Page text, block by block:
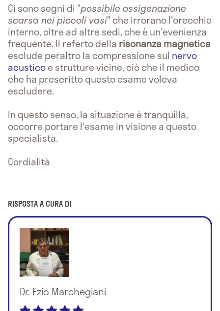
Ci sono segni di "possibile ossigenazione
scarsa nei piccoli vasi" che irrorano l'orecchio
interno, oltre ad altre sedi, che è un'evenienza
frequente. Il referto della risonanza magnetica
esclude peraltro la compressione sul nervo
acusticoe strutture vicine, ciò che il medico
che ha prescritto questo esame voleva
escludere.
In questo senso, la situazione è tranquilla,
occorre portare l'esame in visione a questo
specialista.
Cordialità
RISPOSTA A CURA DI
Dr. Ezio Marchegiani